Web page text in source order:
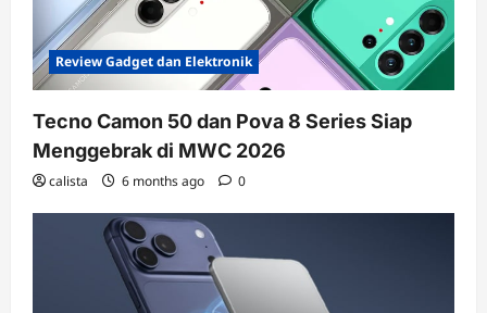
Review Gadget dan Elektronik
Tecno Camon 50 dan Pova 8 Series Siap
Menggebrak di MWC 2026
calista 6 months ago 0